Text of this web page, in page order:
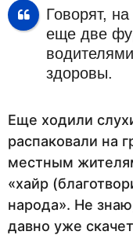
Говорят,
еще две
здоровы.
Еще ходили
распаковали на
местным
«хайр
народа». Не
давно уже